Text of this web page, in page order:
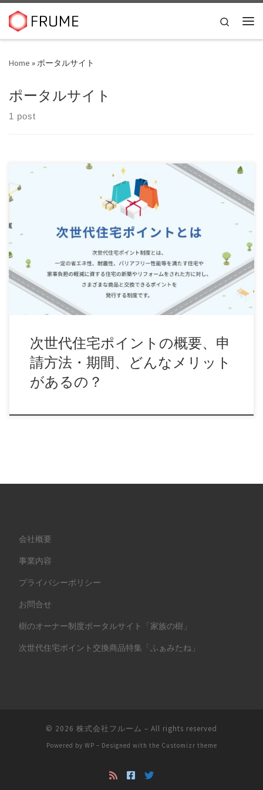
Skip to content
Search
Home »ポータルサイト
ポータルサイト
1 post
制度概要 一定の省エネ性、耐震性、バリアフリー性能等を
次世代住宅ポイントの概要、申
請方法・期間、どんなメリット
があるの？
会社概要
事業内容
プライバシーポリシー
お問合せ
樹のオーナー制度ポータルサイト「家族の樹」
次世代住宅ポイント交換商品特集「ふぁみたね」
© 2026 株式会社フルーム – All rights reserved
Powered by WP – Designed with the Customizr theme